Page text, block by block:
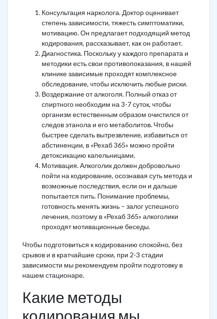
Консультация нарколога. Доктор оценивает
степень зависимости, тяжесть симптоматики,
мотивацию. Он предлагает подходящий метод
кодирования, рассказывает, как он работает.
Диагностика. Поскольку у каждого препарата и
методики есть свои противопоказания, в нашей
клинике зависимые проходят комплексное
обследование, чтобы исключить любые риски.
Воздержание от алкоголя. Полный отказ от
спиртного необходим на 3-7 суток, чтобы
организм естественным образом очистился от
следов этанола и его метаболитов. Чтобы
быстрее сделать вытрезвление, избавиться от
абстиненции, в «Рехаб 365» можно пройти
детоксикацию капельницами.
Мотивация. Алкоголик должен добровольно
пойти на кодирование, осознавая суть метода и
возможные последствия, если он и дальше
попытается пить. Понимание проблемы,
готовность менять жизнь – залог успешного
лечения, поэтому в «Рехаб 365» алкоголики
проходят мотивационные беседы.
Чтобы подготовиться к кодированию спокойно, без
срывов и в кратчайшие сроки, при 2-3 стадии
зависимости мы рекомендуем пройти подготовку в
нашем стационаре.
Какие методы